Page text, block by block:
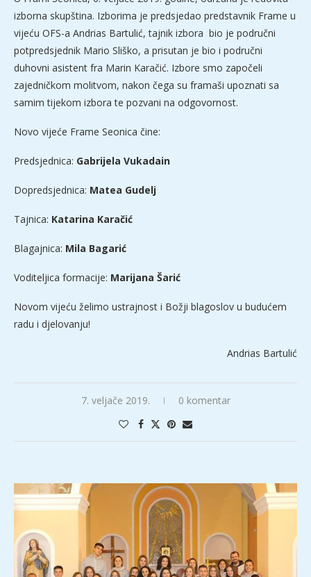
izborna skupština. Izborima je predsjedao predstavnik Frame u
vijeću OFS-a Andrias Bartulić, tajnik izbora bio je područni
potpredsjednik Mario Sliško, a prisutan je bio i područni
duhovni asistent fra Marin Karačić. Izbore smo započeli
zajedničkom molitvom, nakon čega su framaši upoznati sa
samim tijekom izbora te pozvani na odgovornost.
Novo vijeće Frame Seonica čine:
Predsjednica: Gabrijela Vukadain
Dopredsjednica: Matea Gudelj
Tajnica: Katarina Karačić
Blagajnica: Mila Bagarić
Voditeljica formacije: Marijana Šarić
Novom vijeću želimo ustrajnost i Božji blagoslov u budućem
radu i djelovanju!
Andrias Bartulić
7. veljače 2019. 0 komentar